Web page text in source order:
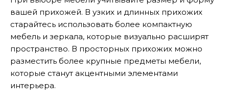
вашей прихожей. В узких и длинных прихожих
старайтесь использовать более компактную
мебель и зеркала, которые визуально расширят
пространство. В просторных прихожих можно
разместить более крупные предметы мебели,
которые станут акцентными элементами
интерьера.